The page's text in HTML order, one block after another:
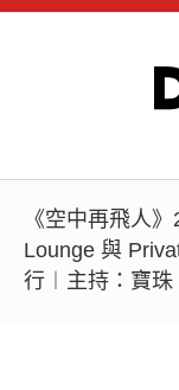
《空中再飛人
Lounge 與
行︱主持：寶